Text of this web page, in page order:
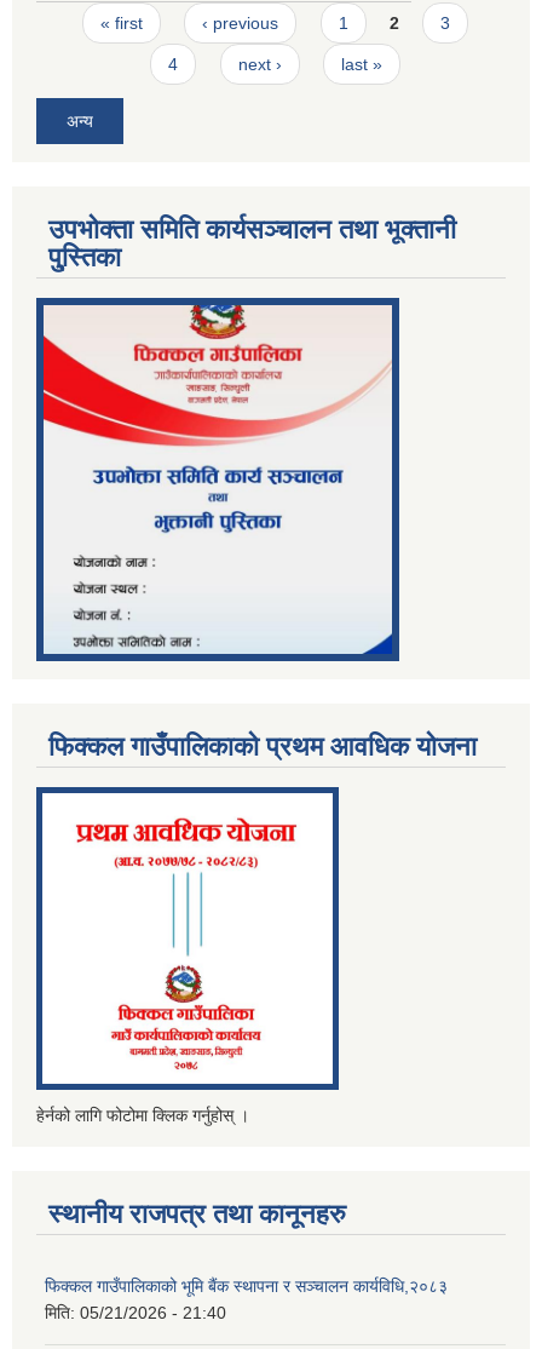
Pages
« first ‹ previous 1 2 3
4 next › last »
अन्य
उपभोक्ता समिति कार्यसञ्चालन तथा भूक्तानी
पु्स्तिका
फिक्कल गाउँपालिकाको प्रथम आवधिक योजना
हेर्नको लागि फोटोमा क्लिक गर्नुहोस् ।
स्थानीय राजपत्र तथा कानूनहरु
फिक्‍कल गाउँपालिकाको भूमि बैंक स्थापना र सञ्‍चालन कार्यविधि,२०८३
मिति: 05/21/2026 - 21:40